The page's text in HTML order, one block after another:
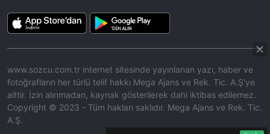
Aç
10.02%
www.sozcu.com.tr internet sitesinde yayınlanan yazı, haber ve
fotoğrafların her türlü telif hakkı Mega Ajans ve Rek. Tic. A.Ş'ye
aittir. İzin alınmadan, kaynak gösterilerek dahi iktibas edilemez.
Copyright © 2023 - Tüm hakları saklıdır. Mega Ajans ve Rek. Tic.
A.Ş.